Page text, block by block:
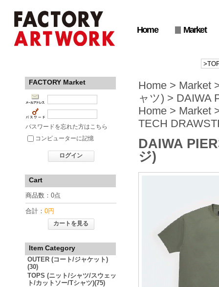
Home Market
FACTORY Market
パスワードを忘れた方はこちら
コンピューターに記憶
ログイン
Cart
商品数：0点
合計： 0円
カートを見る
Item Category
OUTER (コート/ジャケット)
(30)
TOPS (ニット/シャツ/スウェッ
ト/カットソー/Tシャツ)(75)
Home > Market
ャツ) > DAIWA
Home > Market
TECH
DAIWA
ジ)